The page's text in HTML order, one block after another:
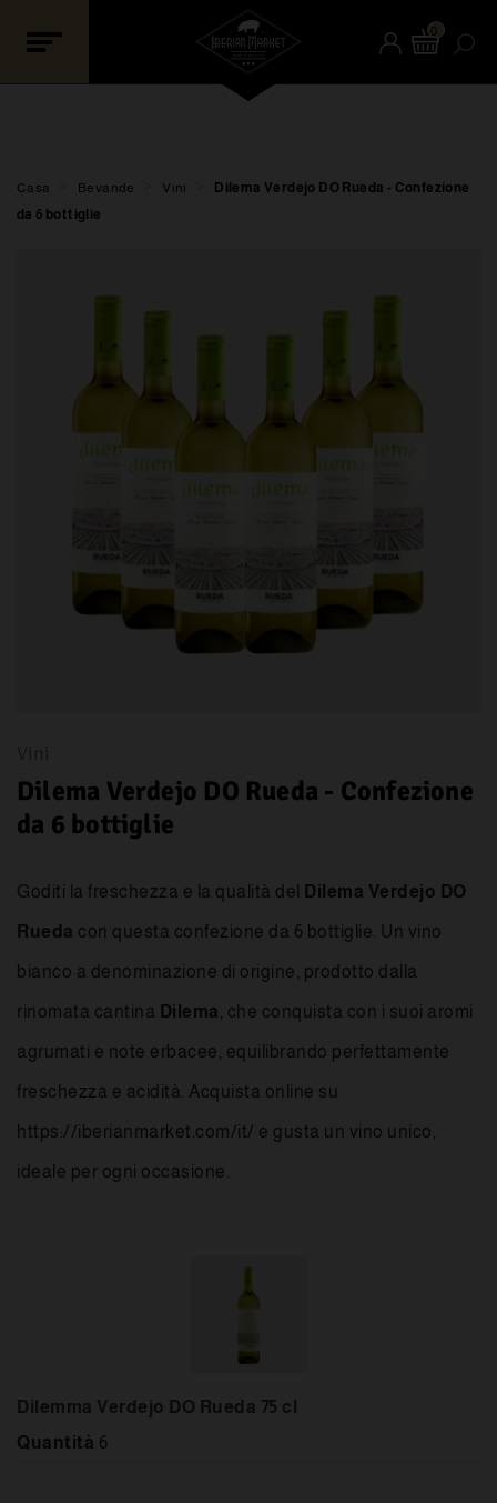
0
Casa Bevande Vini
Dilema Verdejo DO Rueda - Confezione
da 6 bottiglie
Dilema Verdejo DO Rueda - Confezione
da 6 bottiglie
Goditi la freschezza e la qualità del Dilema Verdejo DO
Rueda con questa confezione da 6 bottiglie. Un vino
bianco a denominazione di origine, prodotto dalla
rinomata cantina Dilema , che conquista con i suoi aromi
agrumati e note erbacee, equilibrando perfettamente
freschezza e acidità. Acquista online su
https://iberianmarket.com/it/ e gusta un vino unico,
ideale per ogni occasione.
Dilemma Verdejo DO Rueda 75 cl
Quantità 6